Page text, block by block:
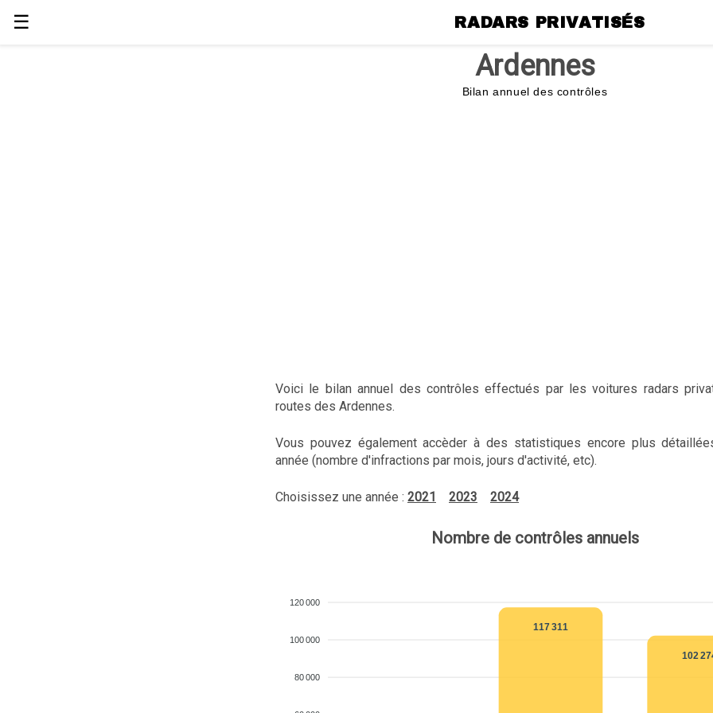
☰ RADARS PRIVATISÉS
Ardennes
Bilan annuel des contrôles
Voici le bilan annuel des contrôles effectués par les voitures radars
routes des Ardennes.
Vous pouvez également accèder à des statistiques encore plus
année (nombre d'infractions par mois, jours d'activité, etc).
Choisissez une année : 2021 2023 2024
Nombre de contrôles annuels
120 000
100 000
80 000
117 311
102